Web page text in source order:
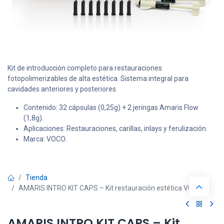
Kit de introducción completo para restauraciones
fotopolimerizables de alta estética. Sistema integral para
cavidades anteriores y posteriores.
Contenido: 32 cápsulas (0,25g) + 2 jeringas Amaris Flow
(1,8g).
Aplicaciones: Restauraciones, carillas, inlays y ferulización.
Marca: VOCO.
Tienda
AMARIS INTRO KIT CAPS – Kit restauración estética VOCO